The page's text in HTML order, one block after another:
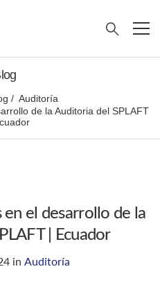
Auditoría
de la Auditoria del SPLAFT
el desarrollo de la
| Ecuador
in Auditoría